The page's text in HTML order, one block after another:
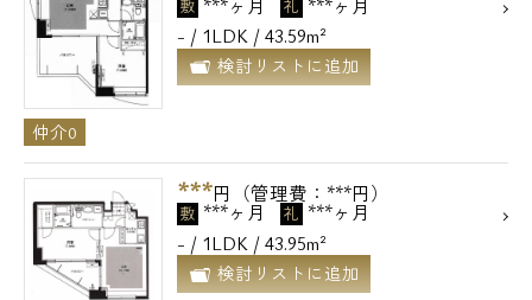
敷 ***ヶ月 礼 ***ヶ月
- / 1LDK / 43.59m²
検討リストに追加
仲介0
***円（管理費：***円）
敷 ***ヶ月 礼 ***ヶ月
- / 1LDK / 43.95m²
検討リストに追加